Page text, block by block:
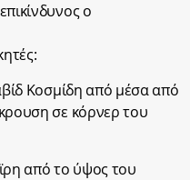
ο
Κοσμίδη από μέσα από
σε κόρνερ του
από το ύψος του